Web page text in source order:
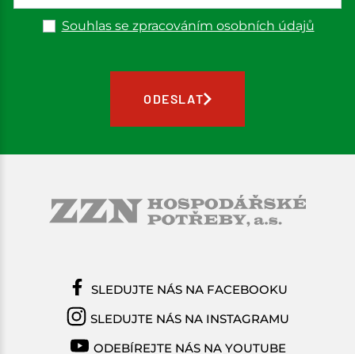
Souhlas se zpracováním osobních údajů
ODESLAT
SLEDUJTE NÁS NA FACEBOOKU
SLEDUJTE NÁS NA INSTAGRAMU
ODEBÍREJTE NÁS NA YOUTUBE